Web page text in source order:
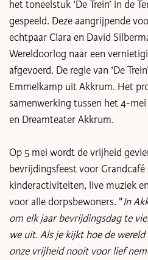
het toneelstuk ‘De Trein’ in de
gespeeld. Deze aangrijpende
echtpaar Clara en David
Wereldoorlog naar een
afgevoerd. De regie van ‘De
Emmelkamp uit Akkrum. Het
samenwerking tussen het 4-
en Dreamteater Akkrum.
Op 5 mei wordt de vrijheid
bevrijdingsfeest voor Grandcafé
kinderactiviteiten, live muziek
voor alle dorpsbewoners. "In
om elk jaar bevrijdingsdag te
we uit. Als je kijkt hoe de
onze vrijheid nooit voor lief